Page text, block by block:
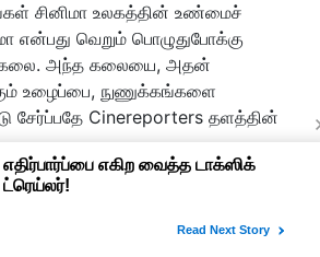
சினிமா உலகத்தின் உண்மைச்
என்பது வெறும் பொழுதுபோக்கு
கலை. அந்த கலையை, அதன்
உழைப்பை, நுணுக்கங்களை
சேர்ப்பதே Cinereporters தளத்தின்